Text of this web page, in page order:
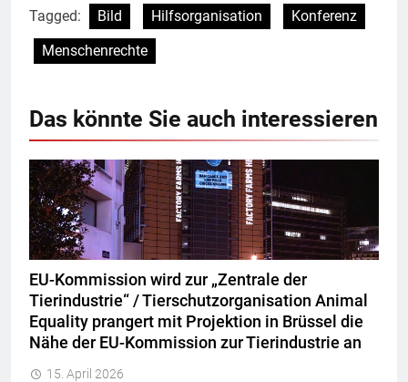
Tagged: Bild Hilfsorganisation
Konferenz
Menschenrechte
Das könnte Sie auch interessieren
EU-Kommission wird zur „Zentrale der
Tierindustrie“ / Tierschutzorganisation Animal
Equality prangert mit Projektion in Brüssel die
Nähe der EU-Kommission zur Tierindustrie an
15. April 2026